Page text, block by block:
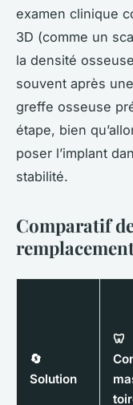
examen clinique
3D (comme un
la densité
souvent après
greffe osseuse
étape, bien
poser l’implant
stabilité.
Comparatif
🔄
Solution
🦷